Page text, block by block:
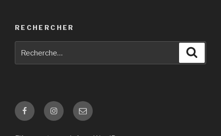
RECHERCHER
FacebookInstagram
E-
mail